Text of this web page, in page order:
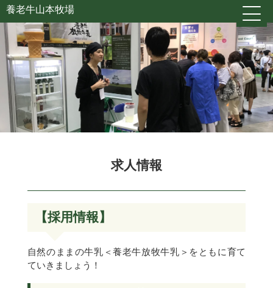
養老牛山本牧場
求人情報
【採用情報】
自然のままの牛乳＜養老牛放牧牛乳＞をともに育て
ていきましょう！